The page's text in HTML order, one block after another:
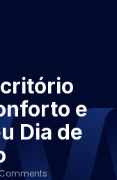
e
Dia de